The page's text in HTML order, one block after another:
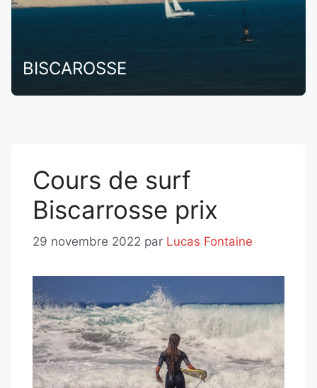
BISCAROSSE
Cours de surf
Biscarrosse prix
29 novembre 2022 par Lucas Fontaine